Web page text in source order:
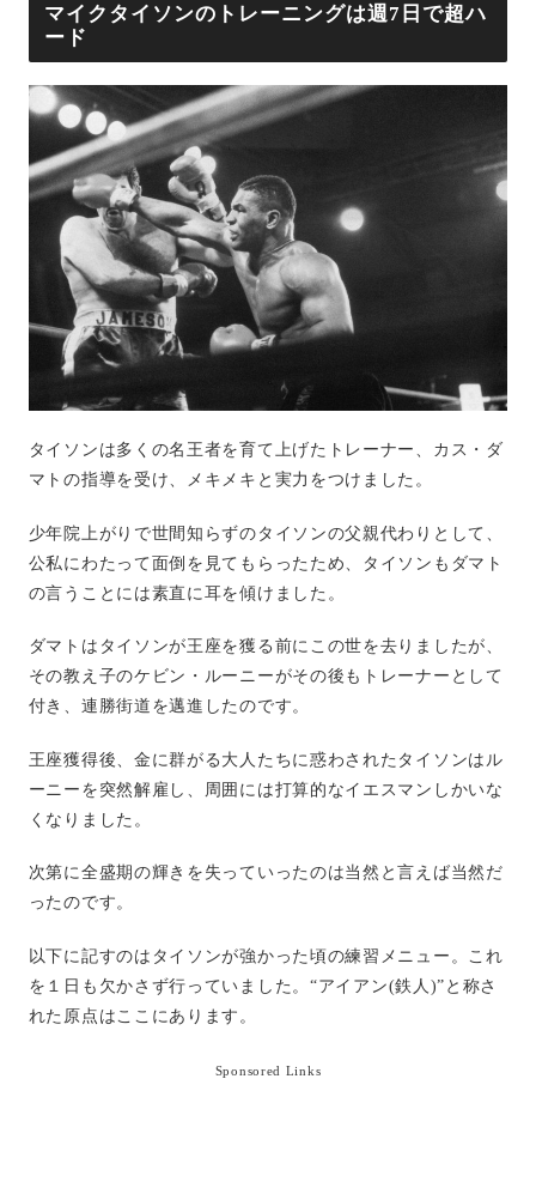
マイクタイソンのトレーニングは週7日で超ハ
ード
タイソンは多くの名王者を育て上げたトレーナー、カス・ダ
マトの指導を受け、メキメキと実力をつけました。
少年院上がりで世間知らずのタイソンの父親代わりとして、
公私にわたって面倒を見てもらったため、タイソンもダマト
の言うことには素直に耳を傾けました。
ダマトはタイソンが王座を獲る前にこの世を去りましたが、
その教え子のケビン・ルーニーがその後もトレーナーとして
付き、連勝街道を邁進したのです。
王座獲得後、金に群がる大人たちに惑わされたタイソンはル
ーニーを突然解雇し、周囲には打算的なイエスマンしかいな
くなりました。
次第に全盛期の輝きを失っていったのは当然と言えば当然だ
ったのです。
以下に記すのはタイソンが強かった頃の練習メニュー。これ
を１日も欠かさず行っていました。 “アイアン(鉄人 )” と称さ
れた原点はここにあります。
Sponsored Links